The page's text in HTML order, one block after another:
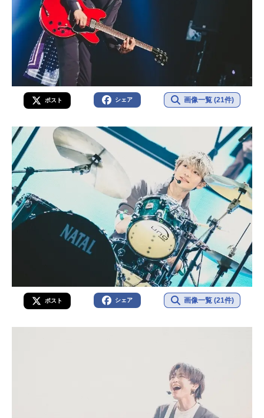
ポスト シェア 画像一覧 (21件)
ポスト シェア 画像一覧 (21件)